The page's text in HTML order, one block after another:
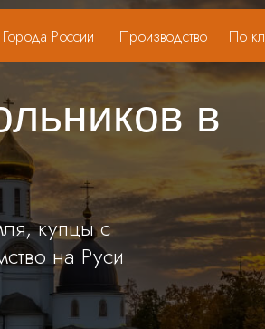
По
Производство
Города России
купцы с
на Руси
в